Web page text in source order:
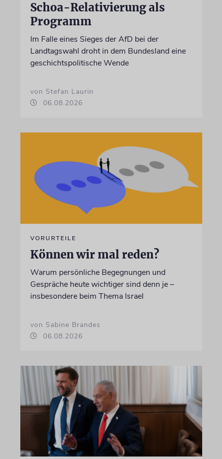
Schoa-Relativierung als
Programm
Im Falle eines Sieges der AfD bei der
Landtagswahl droht in dem Bundesland eine
geschichtspolitische Wende
von Stefan Laurin
06.08.2026
VORURTEILE
Können wir mal reden?
Warum persönliche Begegnungen und
Gespräche heute wichtiger sind denn je –
insbesondere beim Thema Israel
von Sabine Brandes
06.08.2026